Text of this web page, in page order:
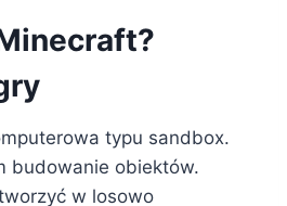
typu sandbox.
budowanie obiektów.
w losowo